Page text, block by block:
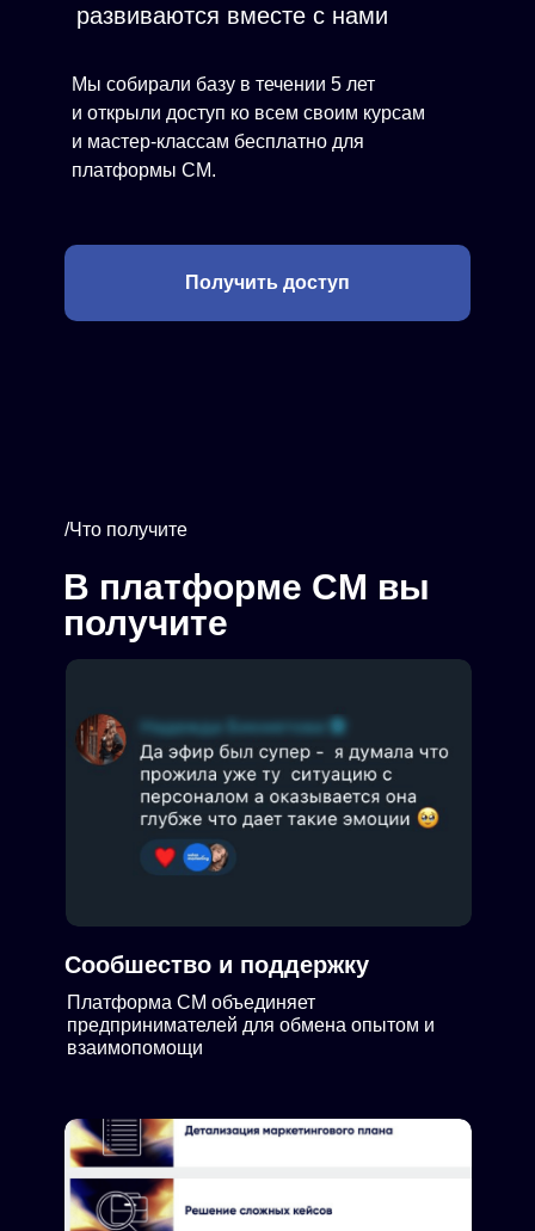
развиваются вместе с нами
Мы собирали базу в течении 5 лет
и открыли доступ ко всем своим курсам
и мастер-классам бесплатно для
платформы СМ.
Получить доступ
/Что получите
В платформе СМ вы
получите
Сообшество и поддержку
Платформа СМ объединяет
предпринимателей для обмена опытом и
взаимопомощи